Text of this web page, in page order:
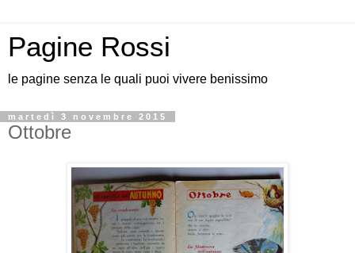
Pagine Rossi
le pagine senza le quali puoi vivere benissimo
martedì 3 novembre 2015
Ottobre